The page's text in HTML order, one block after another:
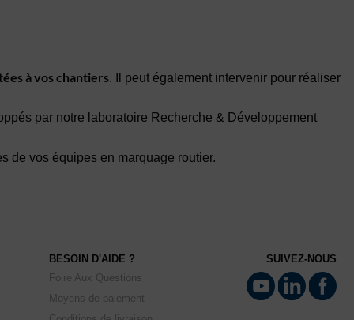
à vos chantiers. Il peut également intervenir pour réaliser
par notre laboratoire Recherche & Développement
de vos équipes en marquage routier.
BESOIN D'AIDE ?
Foire Aux Questions
Moyens de paiement
SUIVEZ-NOUS